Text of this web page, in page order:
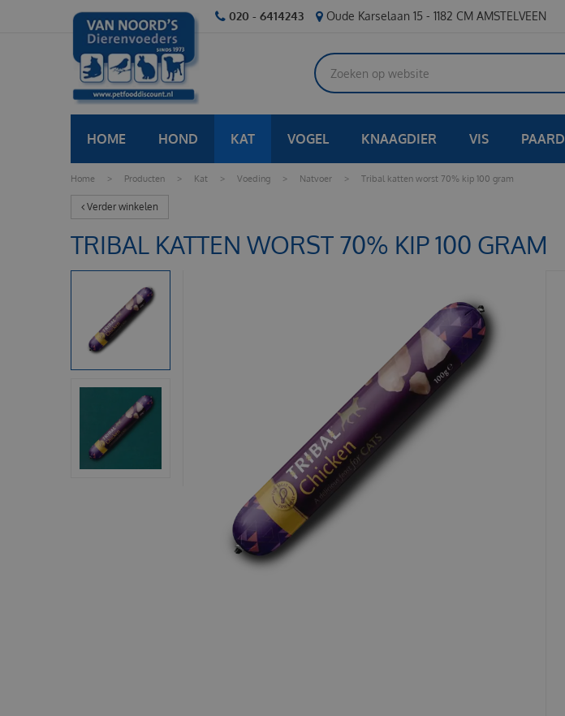
Home > Producten > Kat > Voeding > Natvoer > Tribal katten worst 70% kip 100 gram
020 - 6414243 Oude Karselaan 15 - 1182 CM AMSTELVEEN
HOME HOND KAT VOGEL KNAAGDIER VIS PAARD
Verder winkelen
TRIBAL KATTEN WORST 70% KIP 100 GRAM